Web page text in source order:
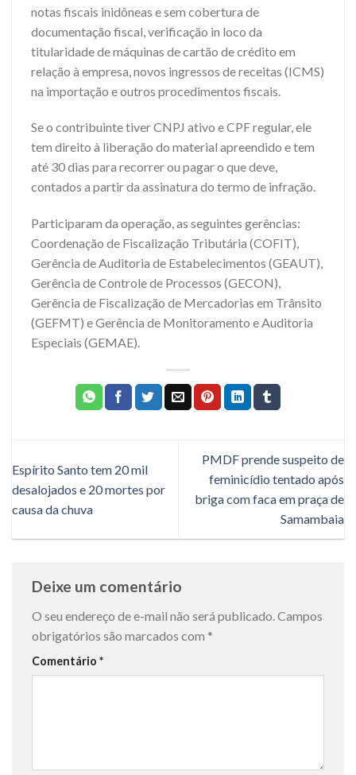
notas fiscais inidôneas e sem cobertura de
documentação fiscal, verificação in loco da
titularidade de máquinas de cartão de crédito em
relação à empresa, novos ingressos de receitas (ICMS)
na importação e outros procedimentos fiscais.
Se o contribuinte tiver CNPJ ativo e CPF regular, ele
tem direito à liberação do material apreendido e tem
até 30 dias para recorrer ou pagar o que deve,
contados a partir da assinatura do termo de infração.
Participaram da operação, as seguintes gerências:
Coordenação de Fiscalização Tributária (COFIT),
Gerência de Auditoria de Estabelecimentos (GEAUT),
Gerência de Controle de Processos (GECON),
Gerência de Fiscalização de Mercadorias em Trânsito
(GEFMT) e Gerência de Monitoramento e Auditoria
Especiais (GEMAE).
Espírito Santo tem 20 mil
desalojados e 20 mortes por
causa da chuva
PMDF prende suspeito de
feminicídio tentado após
briga com faca em praça de
Samambaia
Deixe um comentário
O seu endereço de e-mail não será publicado.Campos
obrigatórios são marcados com *
Comentário *